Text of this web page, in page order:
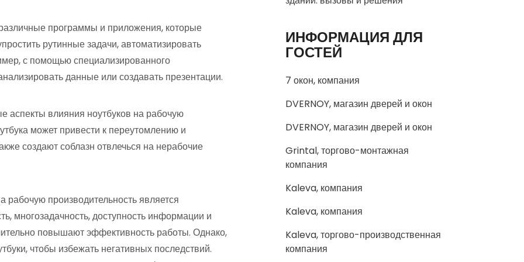
программы и приложения, которые
рутинные задачи, автоматизировать
с помощью специализированного
данные или создавать презентации.
аспекты влияния ноутбуков на рабочую
может привести к переутомлению и
создают соблазн отвлечься на нерабочие
рабочую производительность является
многозадачность, доступность информации и
повышают эффективность работы. Однако,
чтобы избежать негативных последствий.
ИНФОРМАЦИЯ ДЛЯ
ГОСТЕЙ
7 окон, компания
DVERNOY, магазин дверей и окон
DVERNOY, магазин дверей и окон
Grintal, торгово-монтажная
компания
Kaleva, компания
Kaleva, компания
Kaleva, торгово-производственная
компания